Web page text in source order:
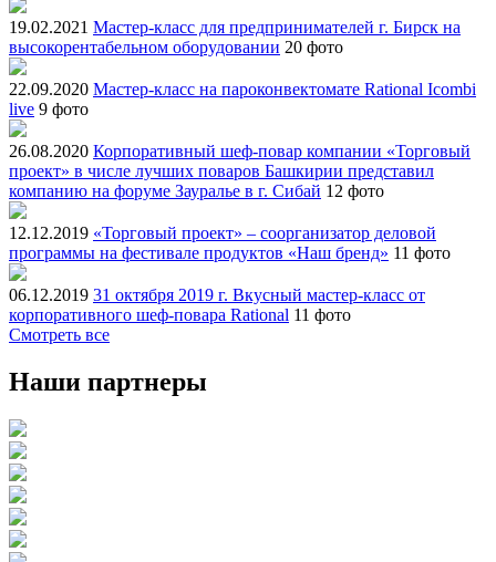
19.02.2021 Мастер-класс для предпринимателей г. Бирск на
высокорентабельном оборудовании 20 фото
22.09.2020 Мастер-класс на пароконвектомате Rational Icombi
live 9 фото
26.08.2020 Корпоративный шеф-повар компании «Торговый
проект» в числе лучших поваров Башкирии представил
компанию на форуме Зауралье в г. Сибай 12 фото
12.12.2019 «Торговый проект» – соорганизатор деловой
программы на фестивале продуктов «Наш бренд» 11 фото
06.12.2019 31 октября 2019 г. Вкусный мастер-класс от
корпоративного шеф-повара Rational 11 фото
Смотреть все
Наши партнеры